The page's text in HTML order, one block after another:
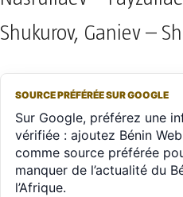
Shukurov, Ganiev –
SOURCE PRÉFÉRÉE SUR GOOGLE
Sur Google, préférez une
vérifiée : ajoutez Bénin
comme source préférée
manquer de l’actualité du
l’Afrique.